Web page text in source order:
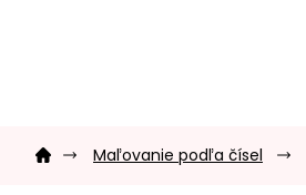
Domov Maľovanie podľa čísel